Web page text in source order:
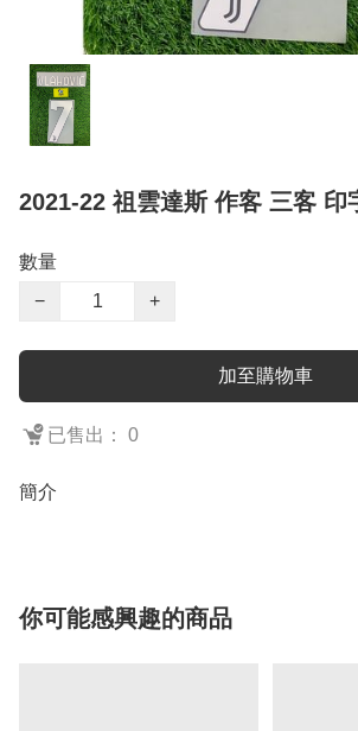
2021-22 祖雲達斯 作客 三客
數量
−
+
加至購物車
已售出： 0
簡介
你可能感興趣的商品